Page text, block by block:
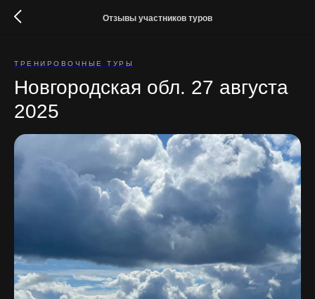
Отзывы участников туров
ТРЕНИРОВОЧНЫЕ ТУРЫ
Новгородская обл. 27 августа
2025